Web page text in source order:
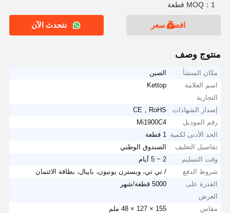
MOQ：1 قطعة
افضل سعر نتحدث الآن
منتوج وصف
مكان المنشأ
الصين
اسم العلامة
التجارية
Kettop
إصدار الشهادات
CE，RoHS
رقم الموديل
Mi1900C4
الحد الأدنى لكمية
1 قطعة
تفاصيل التغليف
الصندوق الوطني
وقت التسليم
2 ~ 5 أيام
شروط الدفع
/ تي تي، ويسترن يونيون، بايبال، بطاقة الائتمان
القدرة على
العرض
5000 قطعة/شهر
مقاس
155 × 127 × 48 ملم